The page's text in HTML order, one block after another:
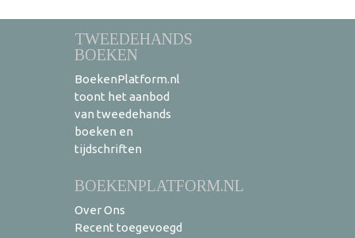
TWEEDEHANDS
BOEKEN
BoekenPlatform.nl
toont het aanbod
van tweedehands
boeken en
tijdschriften
BOEKENPLATFORM.NL
Over Ons
Recent toegevoegd